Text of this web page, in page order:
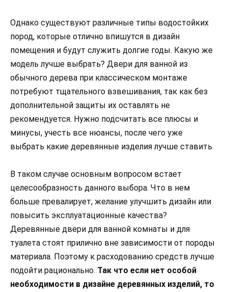
Однако существуют различные типы водостойких
пород, которые отлично впишутся в дизайн
помещения и будут служить долгие годы. Какую же
модель лучше выбрать? Двери для ванной из
обычного дерева при классическом монтаже
потребуют тщательного взвешивания, так как без
дополнительной защиты их оставлять не
рекомендуется. Нужно подсчитать все плюсы и
минусы, учесть все нюансы, после чего уже
выбрать какие деревянные изделия лучше ставить.
В таком случае основным вопросом встает
целесообразность данного выбора. Что в нем
больше превалирует, желание улучшить дизайн или
повысить эксплуатационные качества?
Деревянные двери для ванной комнаты и для
туалета стоят прилично вне зависимости от породы
материала. Поэтому к расходованию средств лучше
подойти рационально. Так что если нет особой
необходимости в дизайне деревянных изделий, то